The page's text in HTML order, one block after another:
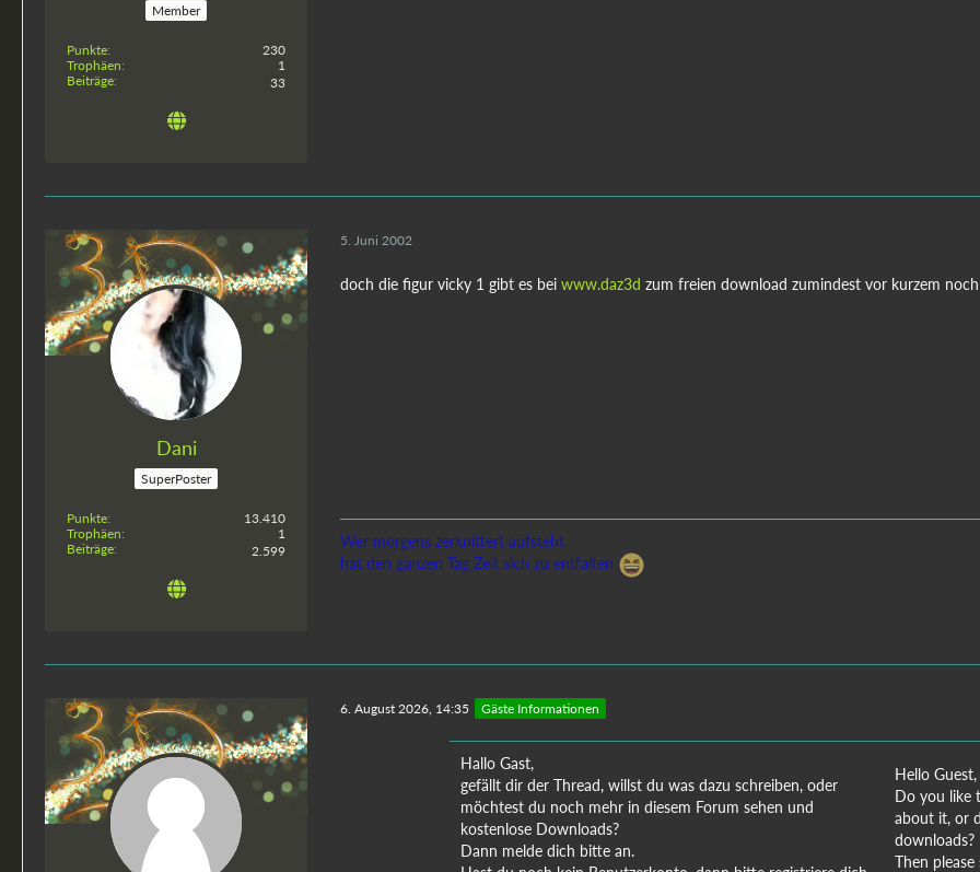
Member
Punkte
230
Trophäen
1
Beiträge
33
Dani
SuperPoster
Punkte
13.410
Trophäen
1
Beiträge
2.599
5. Juni 2002
doch die figur vicky 1 gibt es bei www.daz3d zum freien download zumindest vor kurzem
Wer morgens zerknittert aufsteht
hat den ganzen Tag Zeit sich zu entfalten
6. August 2026, 14:35 Gäste Informationen
Hallo Gast,
gefällt dir der Thread, willst du was dazu schreiben, oder
möchtest du noch mehr in diesem Forum sehen und
kostenlose Downloads?
Dann melde dich bitte an.
Hello Guest,
Do you like
about it, or
downloads?
Then please